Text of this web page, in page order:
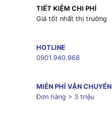
TIẾT KIỆM CHI PHÍ
Giá tốt nhất thị trường
HOTLINE
0901.940.968
MIỄN PHÍ VẬN CHUYỂN
Đơn hàng > 3 triệu